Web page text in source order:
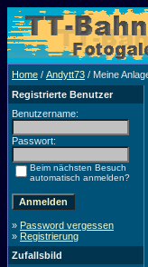
Home / Andytt73 / Meine
Registrierte Benutzer
Benutzername:
Passwort:
Beim nächsten Besuch
automatisch anmelden?
» Password vergessen
» Registrierung
Zufallsbild